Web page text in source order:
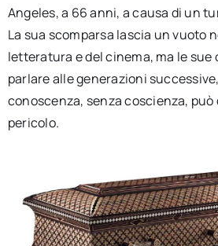
Angeles, a 66 anni, a causa di un
La sua scomparsa lascia un vuoto
letteratura e del cinema, ma le sue
parlare alle generazioni
conoscenza, senza coscienza,
pericolo.